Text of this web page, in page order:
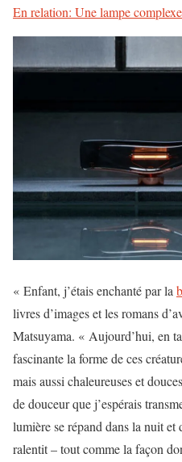
En relation: Une lampe
« Enfant, j’étais enchanté par la
livres d’images et les romans
Matsuyama. « Aujourd’hui, en
fascinante la forme de ces
mais aussi chaleureuses et
de douceur que j’espérais
lumière se répand dans la nuit et
ralentit – tout comme la façon